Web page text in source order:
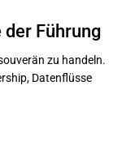
Führung
zu handeln.
Datenflüsse